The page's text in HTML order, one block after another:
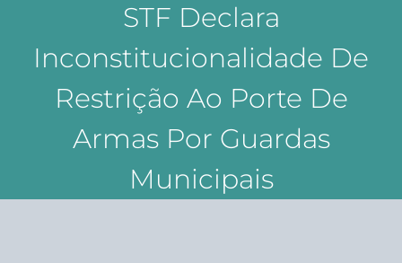
STF Declara
Inconstitucionalidade De
Restrição Ao Porte De
Armas Por Guardas
Municipais